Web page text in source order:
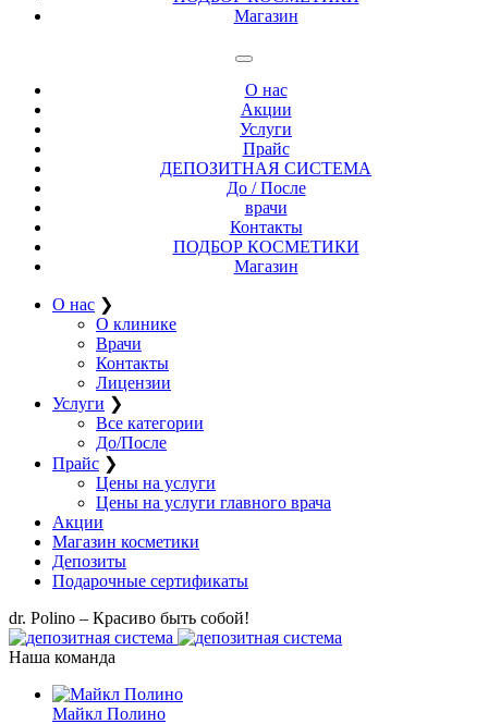
Магазин
О нас
Акции
Услуги
Прайс
ДЕПОЗИТНАЯ СИСТЕМА
До / После
врачи
Контакты
ПОДБОР КОСМЕТИКИ
Магазин
О нас ❯
О клинике
Врачи
Контакты
Лицензии
Услуги ❯
Все категории
До/После
Прайс ❯
Цены на услуги
Цены на услуги главного врача
Акции
Магазин косметики
Депозиты
Подарочные сертификаты
dr. Polino – Красиво быть собой!
Наша команда
Майкл Полино